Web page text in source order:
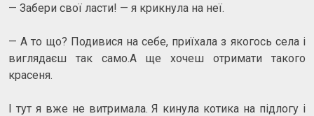
— Забери свої ласти! — я крикнула на неї.
— А то що? Подивися на себе, приїхала з якогось села і
виглядаєш так само.А ще хочеш отримати такого
красеня.
І тут я вже не витримала. Я кинула котика на підлогу і